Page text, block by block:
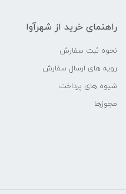
راهنمای خرید از شهرآوا
نحوه ثبت سفارش
رویه های ارسال سفارش
شیوه های پرداخت
مجوزها